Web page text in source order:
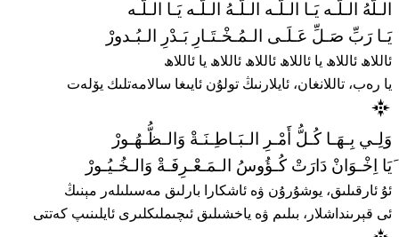
الـلَّهُ الـلَّـه يَـا الـلَّـه الـلَّـهُ الـلَّـه يَـا الـلَّـه
يَـا رَبِّ صَـلِّ عَـلَـى الـمُـخْـتَـارِ بَـدْرِ الـبُـدورْ
ئاللاھ ئاللاھ يا ئاللاھ ئاللاھ ئاللاھ يا ئاللاھ
يا رەب، تاللانغان، ئايلارنىڭ تولۇن ئايىغا سالامەتلىك يۆلەت
وَلِـي بِـهَـا كُـلُّ أَمْـرِ الـبَـاطِـنَـةْ وَالـظُّـهُـورْ
َیَا اِخْـوَانْ دَارَتْ كُـؤُوسُ الـمَـعْـرِفَـةْ وَالـخُـيُـورْ
ئۇ ئارقىلىق، يوشۇرۇن ۋە ئاشكارا بارلىق مەسىلىلەر مېنىڭ
ئى قېرىنداشلار، بىلىم ۋە ياخشىلىق ئىچىملىكلىرى ئايلىنىپ كەتتى